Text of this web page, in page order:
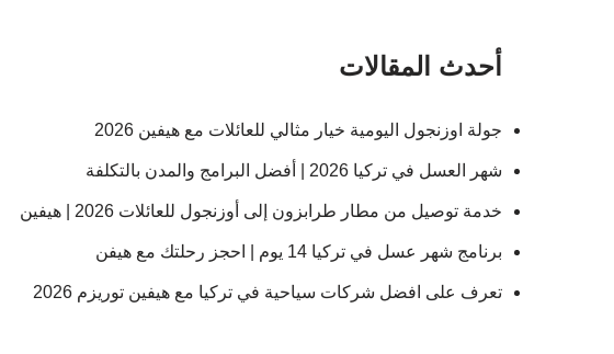
أحدث المقالات
جولة اوزنجول اليومية خيار مثالي للعائلات مع هيفين 2026
شهر العسل في تركيا 2026 | أفضل البرامج والمدن بالتكلفة
خدمة توصيل من مطار طرابزون إلى أوزنجول للعائلات 2026 | هيفين
برنامج شهر عسل في تركيا 14 يوم | احجز رحلتك مع هيفن
تعرف على افضل شركات سياحية في تركيا مع هيفين توريزم 2026